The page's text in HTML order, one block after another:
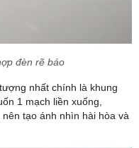
đèn rẽ báo
nhất chính là khung
1 mạch liền xuống,
tạo ánh nhìn hài hòa và